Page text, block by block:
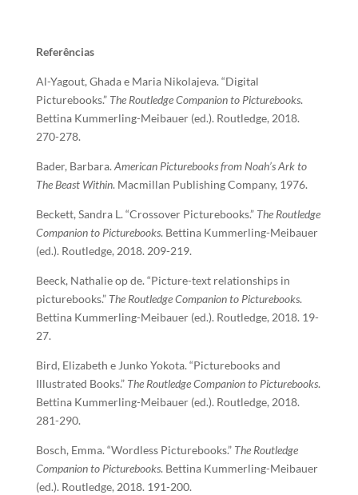
Referências
Al-Yagout, Ghada e Maria Nikolajeva. “Digital
Picturebooks.” The Routledge Companion to Picturebooks.
Bettina Kummerling-Meibauer (ed.). Routledge, 2018.
270-278.
Bader, Barbara. American Picturebooks from Noah’s Ark to
The Beast Within. Macmillan Publishing Company, 1976.
Beckett, Sandra L. “Crossover Picturebooks.” The Routledge
Companion to Picturebooks. Bettina Kummerling-Meibauer
(ed.). Routledge, 2018. 209-219.
Beeck, Nathalie op de. “Picture-text relationships in
picturebooks.” The Routledge Companion to Picturebooks.
Bettina Kummerling-Meibauer (ed.). Routledge, 2018. 19-
27.
Bird, Elizabeth e Junko Yokota. “Picturebooks and
Illustrated Books.” The Routledge Companion to Picturebooks.
Bettina Kummerling-Meibauer (ed.). Routledge, 2018.
281-290.
Bosch, Emma. “Wordless Picturebooks.” The Routledge
Companion to Picturebooks. Bettina Kummerling-Meibauer
(ed.). Routledge, 2018. 191-200.